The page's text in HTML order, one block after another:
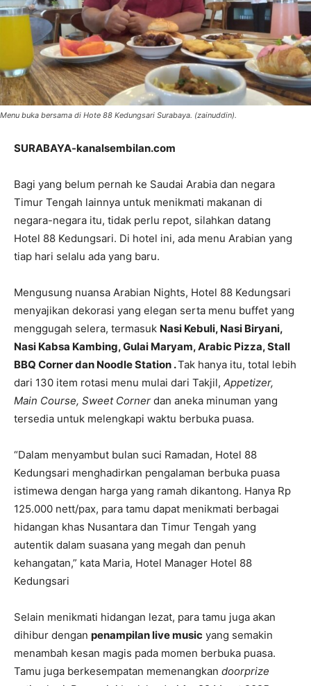
Menu buka bersama di Hote 88 Kedungsari Surabaya. (zainuddin).
SURABAYA-kanalsembilan.com
Bagi yang belum pernah ke Saudai Arabia dan negara
Timur Tengah lainnya untuk menikmati makanan di
negara-negara itu, tidak perlu repot, silahkan datang
Hotel 88 Kedungsari. Di hotel ini, ada menu Arabian yang
tiap hari selalu ada yang baru.
Mengusung nuansa Arabian Nights, Hotel 88 Kedungsari
menyajikan dekorasi yang elegan serta menu buffet yang
menggugah selera, termasuk Nasi Kebuli, Nasi Biryani,
Nasi Kabsa Kambing, Gulai Maryam, Arabic Pizza, Stall
BBQ Corner dan Noodle Station .Tak hanya itu, total lebih
dari 130 item rotasi menu mulai dari Takjil, Appetizer,
Main Course, Sweet Corner dan aneka minuman yang
tersedia untuk melengkapi waktu berbuka puasa.
“Dalam menyambut bulan suci Ramadan, Hotel 88
Kedungsari menghadirkan pengalaman berbuka puasa
istimewa dengan harga yang ramah dikantong. Hanya Rp
125.000 nett/pax, para tamu dapat menikmati berbagai
hidangan khas Nusantara dan Timur Tengah yang
autentik dalam suasana yang megah dan penuh
kehangatan,” kata Maria, Hotel Manager Hotel 88
Kedungsari
Selain menikmati hidangan lezat, para tamu juga akan
dihibur dengan penampilan live music yang semakin
menambah kesan magis pada momen berbuka puasa.
Tamu juga berkesempatan memenangkan doorprize